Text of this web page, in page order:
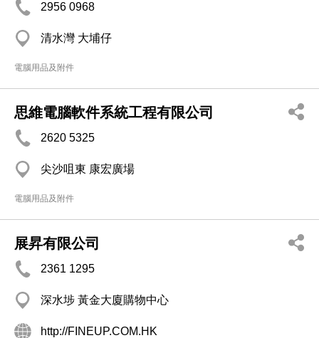
2956 0968
清水灣 大埔仔
電腦用品及附件
思維電腦軟件系統工程有限公司
2620 5325
尖沙咀東 康宏廣場
電腦用品及附件
展昇有限公司
2361 1295
深水埗 黃金大廈購物中心
http://FINEUP.COM.HK